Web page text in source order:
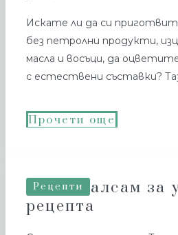
Искате ли да си
без петролни продукти,
масла и восъци, да
с естествени съставки?
Прочети още
Рецепти
Розов балсам за
рецепта